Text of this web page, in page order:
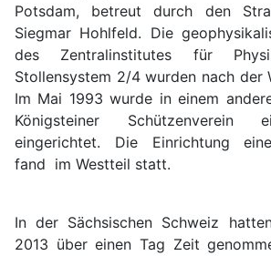
Potsdam, betreut durch den
Siegmar Hohlfeld. Die
des Zentralinstitutes für
Stollensystem 2/4 wurden nach der
Im Mai 1993 wurde in einem
Königsteiner Schützenverein
eingerichtet. Die Einrichtung
fand im Westteil statt.
In der Sächsischen Schweiz
2013 über einen Tag Zeit